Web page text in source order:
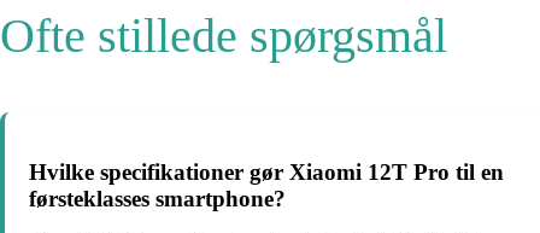
Ofte stillede spørgsmål
Hvilke specifikationer gør Xiaomi 12T Pro til en
førsteklasses smartphone?